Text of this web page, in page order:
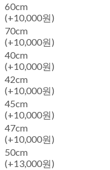
60cm
(+10,000원)
70cm
(+10,000원)
40cm
(+10,000원)
42cm
(+10,000원)
45cm
(+10,000원)
47cm
(+10,000원)
50cm
(+13,000원)